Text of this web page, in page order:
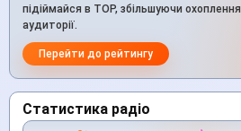
підіймайся в TOP, збільшуючи охоплення
аудиторії.
Перейти до рейтингу
Статистика радіо